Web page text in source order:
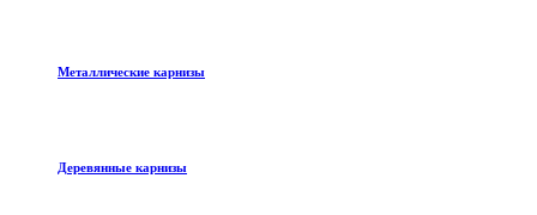
Металлические карнизы
Деревянные карнизы